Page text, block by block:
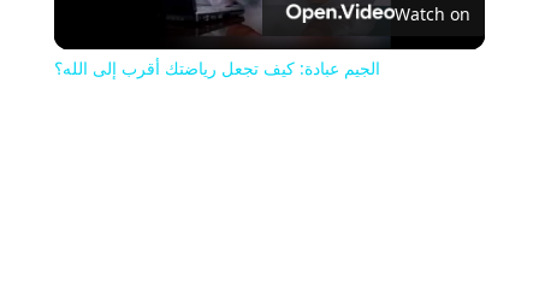
Video
Watch on
الجيم عبادة: كيف تجعل رياضتك أقرب إلى الله؟